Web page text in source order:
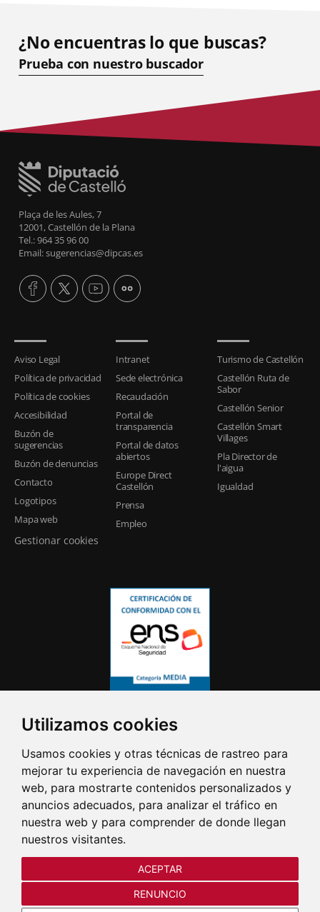
Utilizamos cookies
Usamos cookies y otras técnicas de rastreo para
mejorar tu experiencia de navegación en nuestra
web, para mostrarte contenidos personalizados y
anuncios adecuados, para analizar el tráfico en
nuestra web y para comprender de donde llegan
nuestros visitantes.
ACEPTAR
RENUNCIO
¿No encuentras lo que buscas?
Prueba con nuestro buscador
Plaça de les Aules, 7
12001, Castellón de la Plana
Tel.: 964 35 96 00
Email: sugerencias@dipcas.es
Aviso Legal
Política de privacidad
Política de cookies
Accesibilidad
Buzón de
sugerencias
Buzón de denuncias
Contacto
Logotipos
Mapa web
Gestionar cookies
Intranet
Sede electrónica
Recaudación
Portal de
transparencia
Portal de datos
abiertos
Europe Direct
Castellón
Prensa
Empleo
Turismo de Castellón
Castellón Ruta de
Sabor
Castellón Senior
Castellón Smart
Villages
Pla Director de
l'aigua
Igualdad